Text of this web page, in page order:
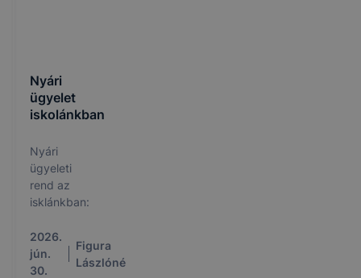
Nyári
ügyelet
iskolánkban
Nyári
ügyeleti
rend az
isklánkban:
2026.
jún.
30.
Figura
Lászlóné